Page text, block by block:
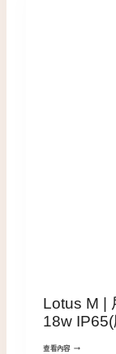
Lotus M |
18w
查看內容